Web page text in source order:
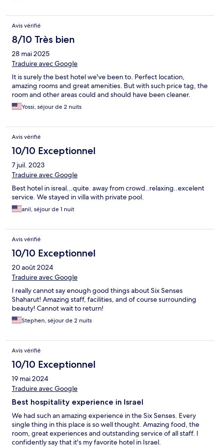
Avis vérifié
8/10 Très bien
28 mai 2025
Traduire avec Google
It is surely the best hotel we've been to. Perfect location,
amazing rooms and great amenities. But with such price tag, the
room and other areas could and should have been cleaner.
Yossi, séjour de 2 nuits
Avis vérifié
10/10 Exceptionnel
7 juil. 2023
Traduire avec Google
Best hotel in isreal...quite. away from crowd..relaxing..excelent
service. We stayed in villa with private pool.
anil, séjour de 1 nuit
Avis vérifié
10/10 Exceptionnel
20 août 2024
Traduire avec Google
I really cannot say enough good things about Six Senses
Shaharut! Amazing staff, facilities, and of course surrounding
beauty! Cannot wait to return!
Stephen, séjour de 2 nuits
Avis vérifié
10/10 Exceptionnel
19 mai 2024
Traduire avec Google
Best hospitality experience in Israel
We had such an amazing experience in the Six Senses. Every
single thing in this place is so well thought. Amazing food, the
room, great experiences and outstanding service of all staff. I
confidently say that it's my favorite hotel in Israel.